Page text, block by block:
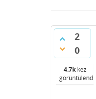
2
0
4.7kkez
görüntülendi